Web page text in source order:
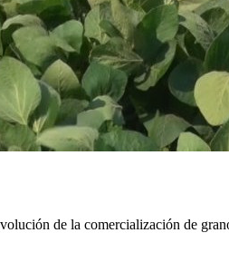
de la comercialización de